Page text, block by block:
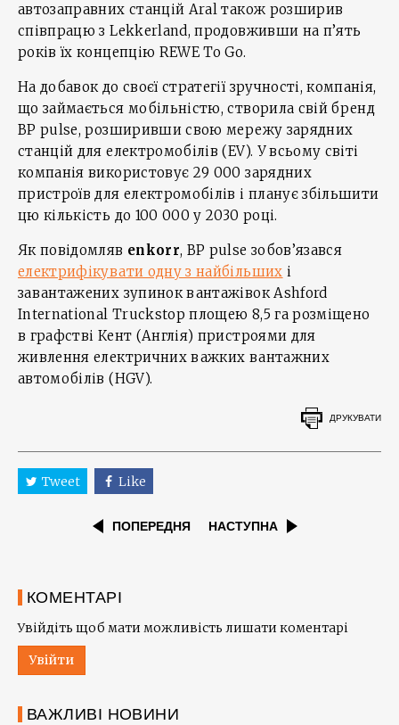
автозаправних станцій Aral також розширив
співпрацю з Lekkerland, продовживши на п’ять
років їх концепцію REWE To Go.
На добавок до своєї стратегії зручності, компанія,
що займається мобільністю, створила свій бренд
BP pulse, розширивши свою мережу зарядних
станцій для електромобілів (EV). У всьому світі
компанія використовує 29 000 зарядних
пристроїв для електромобілів і планує збільшити
цю кількість до 100 000 у 2030 році.
Як повідомляв enkorr, BP pulse зобов’язався
електрифікувати одну з найбільших і
завантажених зупинок вантажівок Ashford
International Truckstop площею 8,5 га розміщено
в графстві Кент (Англія) пристроями для
живлення електричних важких вантажних
автомобілів (HGV).
ДРУКУВАТИ
Tweet Like
ПОПЕРЕДНЯ НАСТУПНА
КОМЕНТАРІ
Увійдіть щоб мати можливість лишати коментарі
Увійти
ВАЖЛИВІ НОВИНИ